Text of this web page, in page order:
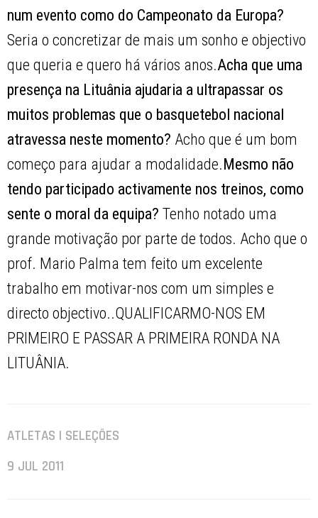
num evento como do Campeonato da Europa?
Seria o concretizar de mais um sonho e objectivo
que queria e quero há vários anos.Acha que uma
presença na Lituânia ajudaria a ultrapassar os
muitos problemas que o basquetebol nacional
atravessa neste momento? Acho que é um bom
começo para ajudar a modalidade. Mesmo não
tendo participado activamente nos treinos, como
sente o moral da equipa?Tenho notado uma
grande motivação por parte de todos. Acho que o
prof. Mario Palma tem feito um excelente
trabalho em motivar-nos com um simples e
directo objectivo..QUALIFICARMO-NOS EM
PRIMEIRO E PASSAR A PRIMEIRA RONDA NA
LITUÂNIA.
ATLETAS | SELEÇÕES
9 JUL 2011